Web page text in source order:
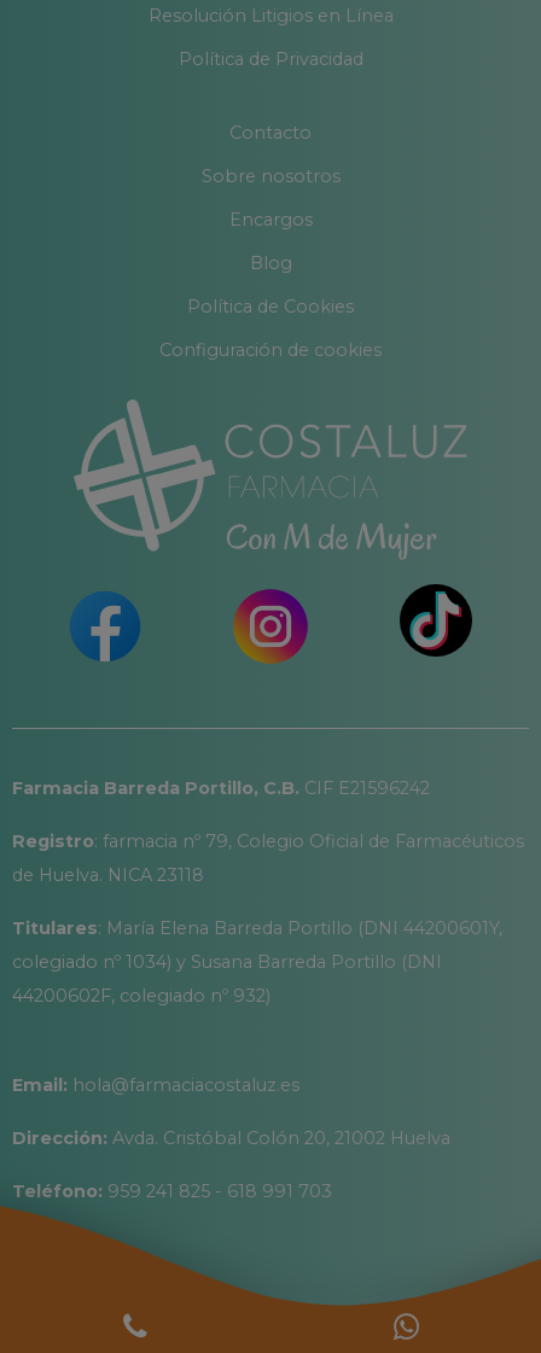
Resolución Litigios en Línea
Política de Privacidad
Contacto
Sobre nosotros
Encargos
Blog
Política de Cookies
Configuración de cookies
Farmacia Barreda Portillo, C.B. CIF E21596242
Registro: farmacia nº 79, Colegio Oficial de Farmacéuticos
de Huelva. NICA 23118
Titulares: María Elena Barreda Portillo (DNI 44200601Y,
colegiado nº 1034) y Susana Barreda Portillo (DNI
44200602F, colegiado nº 932)
Email: hola@farmaciacostaluz.es
Dirección: Avda. Cristóbal Colón 20, 21002 Huelva
Teléfono: 959 241 825 - 618 991 703